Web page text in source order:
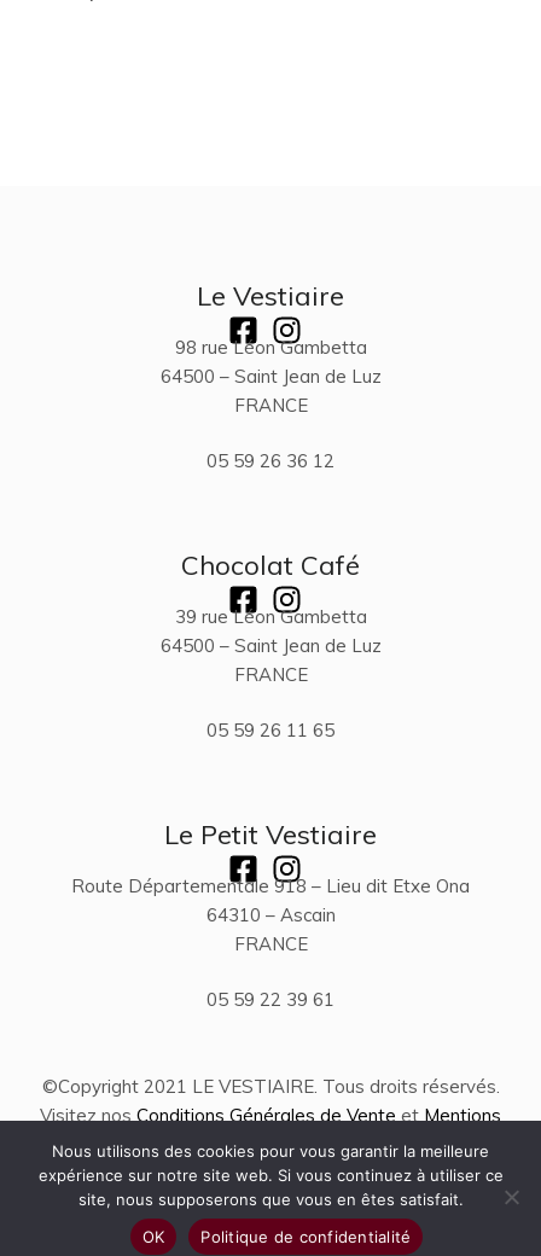
Le Vestiaire
98 rue Léon Gambetta
64500 – Saint Jean de Luz
FRANCE
05 59 26 36 12
Chocolat Café
39 rue Léon Gambetta
64500 – Saint Jean de Luz
FRANCE
05 59 26 11 65
Le Petit Vestiaire
Route Départementale 918 – Lieu dit Etxe Ona
64310 – Ascain
FRANCE
05 59 22 39 61
©Copyright 2021 LE VESTIAIRE. Tous droits réservés.
Visitez nosConditions Générales de Vente etMentions
Légales.
Site réalisé par Paul Garnier
Nous utilisons des cookies pour vous garantir la meilleure
expérience sur notre site web. Si vous continuez à utiliser ce
site, nous supposerons que vous en êtes satisfait.
OK
Politique de confidentialité